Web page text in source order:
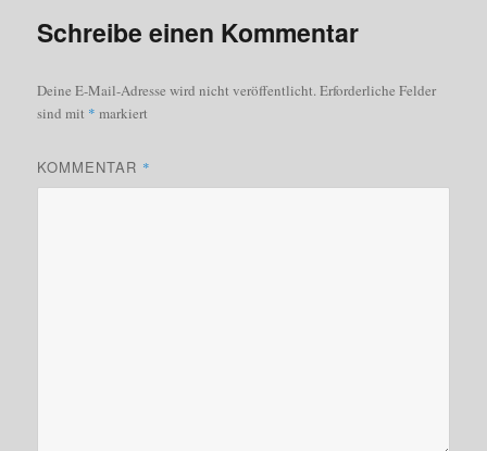
Schreibe einen Kommentar
Deine E-Mail-Adresse wird nicht veröffentlicht. Erforderliche Felder
sind mit * markiert
KOMMENTAR *